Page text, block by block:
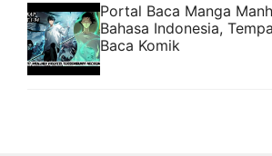
Portal Baca Manga
Bahasa Indonesia,
Baca Komik